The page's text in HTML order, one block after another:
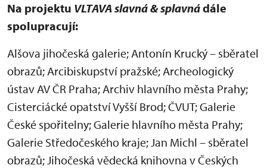
Na projektu VLTAVA slavná & splavnádále
spolupracují:
Alšova jihočeská galerie; Antonín Krucký – sběratel
obrazů; Arcibiskupství pražské; Archeologický
ústav AV ČR Praha; Archiv hlavního města Prahy;
Cisterciácké opatství Vyšší Brod; ČVUT; Galerie
České spořitelny; Galerie hlavního města Prahy;
Galerie Středočeského kraje; Jan Michl – sběratel
obrazů; Jihočeská vědecká knihovna v Českých